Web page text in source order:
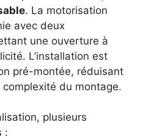
. La motorisation
avec deux
une ouverture à
L’installation est
pré-montée, réduisant
du montage.
plusieurs
: